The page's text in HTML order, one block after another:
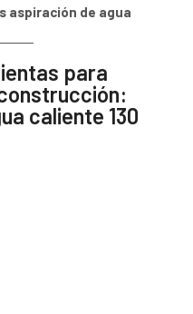
aspiración de agua
para
caliente 130